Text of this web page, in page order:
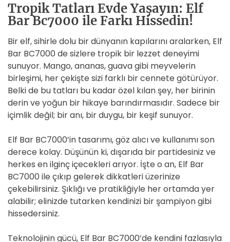
Tropik Tatları Evde Yaşayın: Elf
Bar Bc7000 ile Farkı Hissedin!
Bir elf, sihirle dolu bir dünyanın kapılarını aralarken, Elf
Bar BC7000 de sizlere tropik bir lezzet deneyimi
sunuyor. Mango, ananas, guava gibi meyvelerin
birleşimi, her çekişte sizi farklı bir cennete götürüyor.
Belki de bu tatları bu kadar özel kılan şey, her birinin
derin ve yoğun bir hikaye barındırmasıdır. Sadece bir
içimlik değil; bir anı, bir duygu, bir keşif sunuyor.
Elf Bar BC7000’in tasarımı, göz alıcı ve kullanımı son
derece kolay. Düşünün ki, dışarıda bir partidesiniz ve
herkes en ilginç içecekleri arıyor. İşte o an, Elf Bar
BC7000 ile çıkıp gelerek dikkatleri üzerinize
çekebilirsiniz. Şıklığı ve pratikliğiyle her ortamda yer
alabilir; elinizde tutarken kendinizi bir şampiyon gibi
hissedersiniz.
Teknolojinin gücü, Elf Bar BC7000’de kendini fazlasıyla